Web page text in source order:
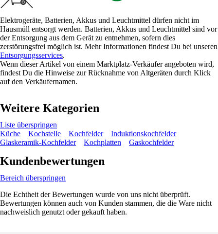
Elektrogeräte, Batterien, Akkus und Leuchtmittel dürfen nicht im
Hausmüll entsorgt werden. Batterien, Akkus und Leuchtmittel sind vor
der Entsorgung aus dem Gerät zu entnehmen, sofern dies
zerstörungsfrei möglich ist. Mehr Informationen findest Du bei unseren
Entsorgungsservices.
Wenn dieser Artikel von einem Marktplatz-Verkäufer angeboten wird,
findest Du die Hinweise zur Rücknahme von Altgeräten durch Klick
auf den Verkäufernamen.
Weitere Kategorien
Liste überspringen
Küche
Kochstelle Kochfelder
Induktionskochfelder
Glaskeramik-Kochfelder
Kochplatten Gaskochfelder
Kundenbewertungen
Bereich überspringen
Die Echtheit der Bewertungen wurde von uns nicht überprüft.
Bewertungen können auch von Kunden stammen, die die Ware nicht
nachweislich genutzt oder gekauft haben.